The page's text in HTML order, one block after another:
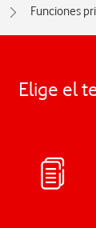
Funciones
Elige el